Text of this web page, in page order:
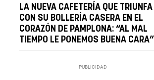
LA NUEVA CAFETERÍA QUE TRIUNFA
CON SU BOLLERÍA CASERA EN EL
CORAZÓN DE PAMPLONA: “AL MAL
TIEMPO LE PONEMOS BUENA CARA”